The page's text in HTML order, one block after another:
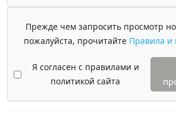
Прежде чем запросить просмотр
пожалуйста, прочитайте Правила и
Я согласен с правилами и
политикой сайта